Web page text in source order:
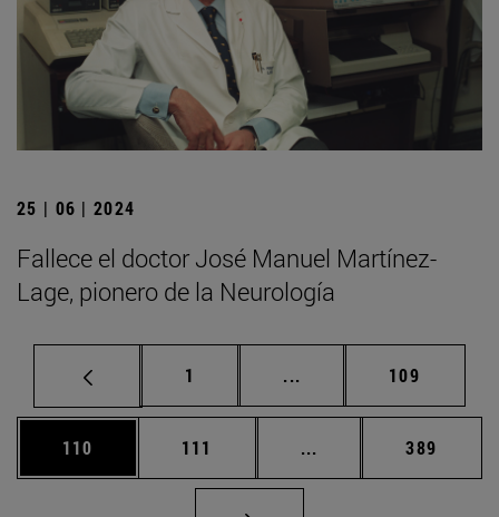
25 | 06 | 2024
Fallece el doctor José Manuel Martínez-
Lage, pionero de la Neurología
Página
1 ... Páginas intermedias
Página
109
Página
110 Página
111 ... Páginas intermedias
Página
389